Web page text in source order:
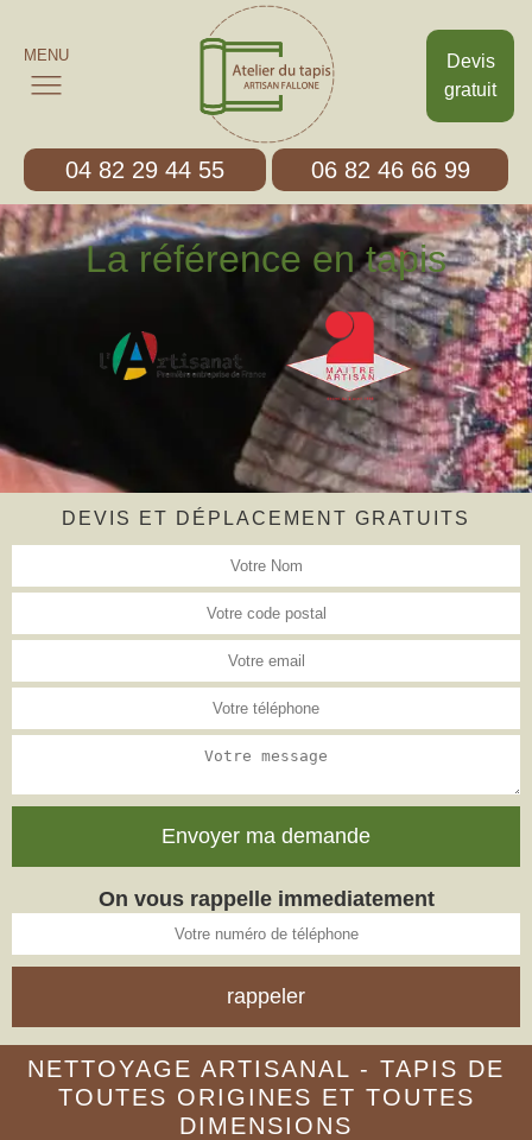
Devis
gratuit
MENU
04 82 29 44 55 06 82 46 66 99
La référence en tapis
DEVIS ET DÉPLACEMENT GRATUITS
On vous rappelle immediatement
NETTOYAGE ARTISANAL - TAPIS DE
TOUTES ORIGINES ET TOUTES
DIMENSIONS